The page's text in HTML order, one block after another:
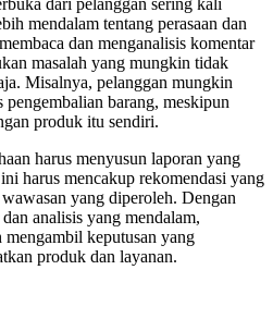
dari pelanggan sering kali
mendalam tentang perasaan dan
dan menganalisis komentar
masalah yang mungkin tidak
Misalnya, pelanggan mungkin
pengembalian barang, meskipun
produk itu sendiri.
harus menyusun laporan yang
harus mencakup rekomendasi yang
yang diperoleh. Dengan
analisis yang mendalam,
mengambil keputusan yang
produk dan layanan.